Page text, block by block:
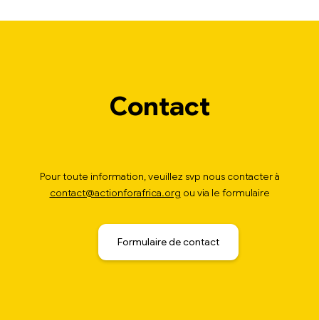
Contact
Pour toute information, veuillez svp nous contacter à
contact@actionforafrica.org ou via le formulaire
Formulaire de contact